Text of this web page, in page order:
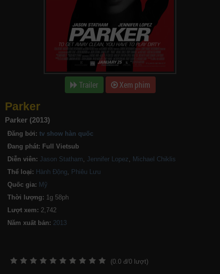
Trailer Xem phim
Parker
Parker (2013)
Đăng bởi: tv show hàn quốc
Đang phát: Full Vietsub
Diễn viên: Jason Statham, Jennifer Lopez, Michael Chiklis
Thể loại: Hành Động, Phiêu Lưu
Quốc gia: Mỹ
Thời lượng: 1g 58ph
Lượt xem: 2,742
Năm xuất bản:
(0.0 đ/0 lượt)